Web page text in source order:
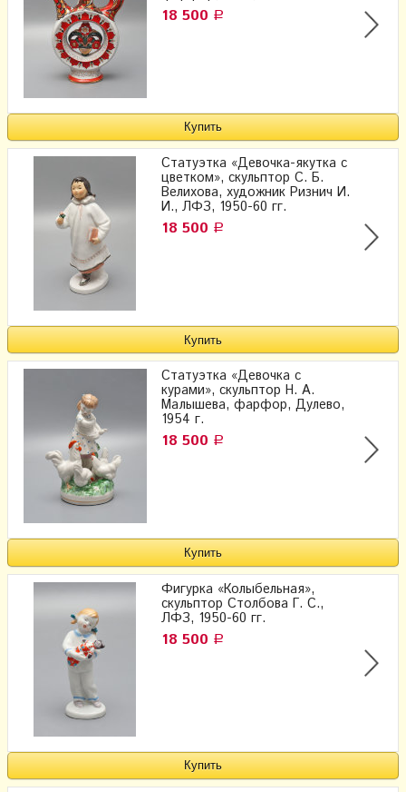
18 500 Р
Статуэтка «Девочка-якутка с
цветком», скульптор С. Б.
Велихова, художник Ризнич И.
И., ЛФЗ, 1950-60 гг.
18 500 Р
Статуэтка «Девочка с
курами», скульптор Н. А.
Малышева, фарфор, Дулево,
1954 г.
18 500 Р
Фигурка «Колыбельная»,
скульптор Столбова Г. С.,
ЛФЗ, 1950-60 гг.
18 500 Р